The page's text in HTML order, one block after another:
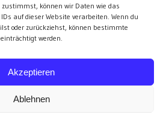
zustimmst, können wir Daten wie das
auf dieser Website verarbeiten. Wenn du
oder zurückziehst, können bestimmte
werden.
Akzeptieren
Ablehnen
EU-Sanktionen
alle Artikel